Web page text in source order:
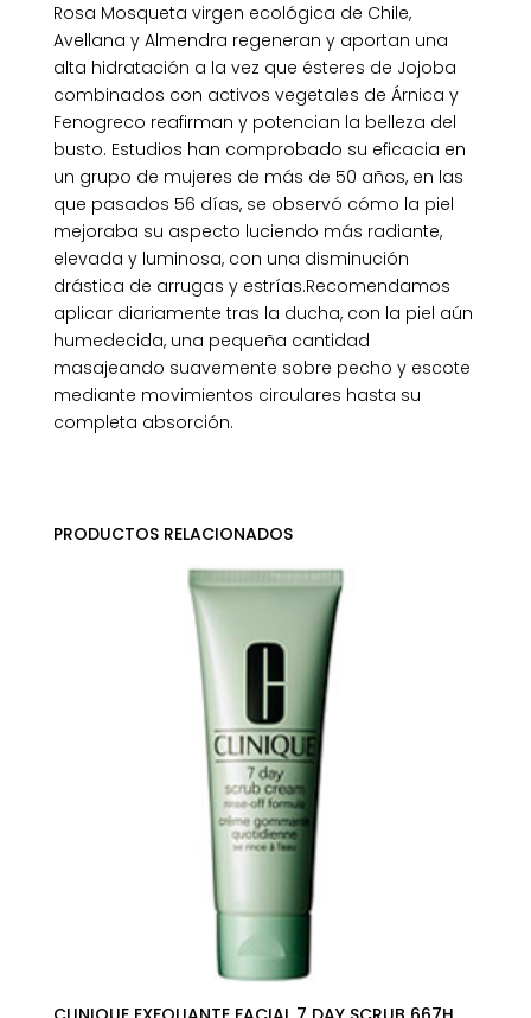
Rosa Mosqueta virgen ecológica de Chile,
Avellana y Almendra regeneran y aportan una
alta hidratación a la vez que ésteres de Jojoba
combinados con activos vegetales de Árnica y
Fenogreco reafirman y potencian la belleza del
busto. Estudios han comprobado su eficacia en
un grupo de mujeres de más de 50 años, en las
que pasados 56 días, se observó cómo la piel
mejoraba su aspecto luciendo más radiante,
elevada y luminosa, con una disminución
drástica de arrugas y estrías.Recomendamos
aplicar diariamente tras la ducha, con la piel aún
humedecida, una pequeña cantidad
masajeando suavemente sobre pecho y escote
mediante movimientos circulares hasta su
completa absorción.
PRODUCTOS RELACIONADOS